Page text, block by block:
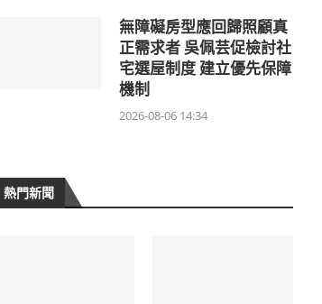
無障礙房型應回歸照顧真
正需求者 吳佩芸促檢討社
宅選屋制度 建立優先保障
機制
2026-08-06 14:34
熱門新聞